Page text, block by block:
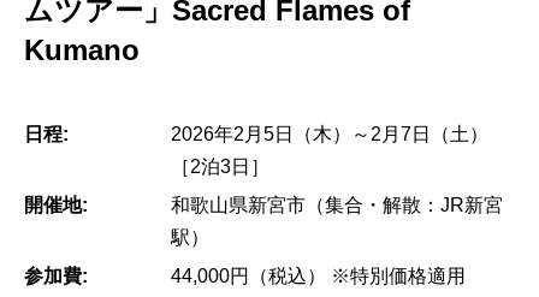
ムツアー」Sacred Flames of
Kumano
日程:
2026年2月5日（木）～2月7日（土）
［2泊3日］
開催地:
和歌山県新宮市（集合・解散：JR新宮
駅）
参加費:
44,000円（税込） ※特別価格適用